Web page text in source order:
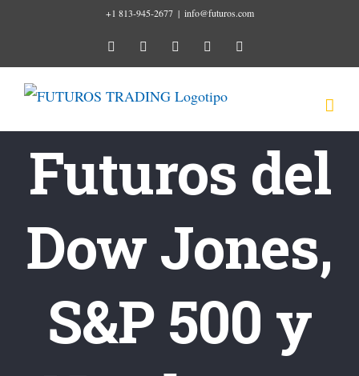
contenido
+1 813-945-2677 | info@futuros.com
instagramyoutube facebooktwitter
Futuros del
Dow Jones,
S&P 500 y